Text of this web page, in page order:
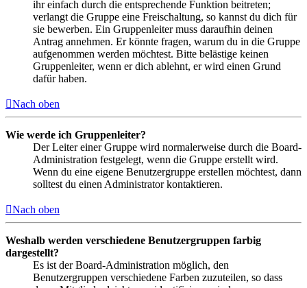
ihr einfach durch die entsprechende Funktion beitreten;
verlangt die Gruppe eine Freischaltung, so kannst du dich für
sie bewerben. Ein Gruppenleiter muss daraufhin deinen
Antrag annehmen. Er könnte fragen, warum du in die Gruppe
aufgenommen werden möchtest. Bitte belästige keinen
Gruppenleiter, wenn er dich ablehnt, er wird einen Grund
dafür haben.
Nach oben
Wie werde ich Gruppenleiter?
Der Leiter einer Gruppe wird normalerweise durch die Board-
Administration festgelegt, wenn die Gruppe erstellt wird.
Wenn du eine eigene Benutzergruppe erstellen möchtest, dann
solltest du einen Administrator kontaktieren.
Nach oben
Weshalb werden verschiedene Benutzergruppen farbig
dargestellt?
Es ist der Board-Administration möglich, den
Benutzergruppen verschiedene Farben zuzuteilen, so dass